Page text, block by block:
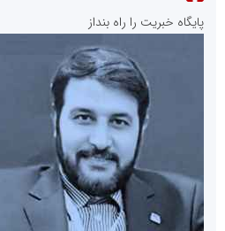
پایگاه خبریت را راه بنداز